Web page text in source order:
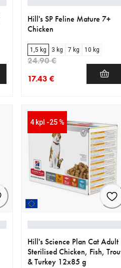
Hill's SP Feline Mature 7+
Chicken
1,5 kg 3 kg 7 kg 10 kg
17.43 €
24.90 €
4 kpl -25 %
Hill's Science Plan Cat Adult
Sterilised Chicken, Fish,
& Turkey 12x85 g